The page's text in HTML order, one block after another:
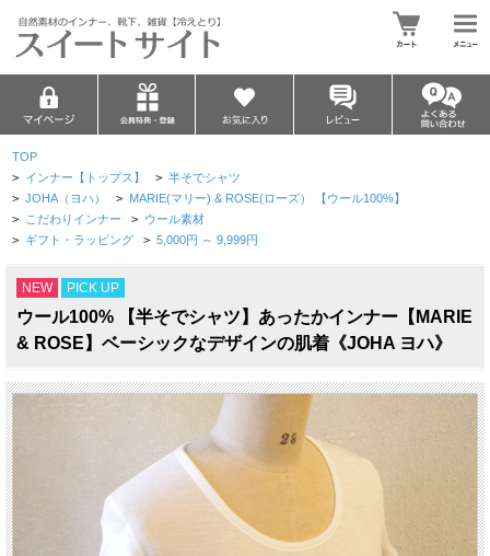
TOP
> インナー【トップス】 > 半そでシャツ
> JOHA（ヨハ） > MARIE(マリー) & ROSE(ローズ） 【ウール100%】
> こだわりインナー > ウール素材
> ギフト・ラッピング > 5,000円 ～ 9,999円
NEW PICK UP
ウール100% 【半そでシャツ】あったかインナー【MARIE
& ROSE】ベーシックなデザインの肌着《JOHA ヨハ》